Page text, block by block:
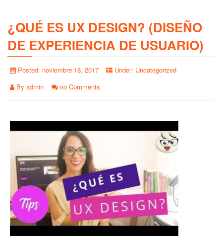
¿QUÉ ES UX DESIGN? (DISEÑO
DE EXPERIENCIA DE USUARIO)
Posted: noviembre 18, 2017 Under: Uncategorized
By admin no Comments